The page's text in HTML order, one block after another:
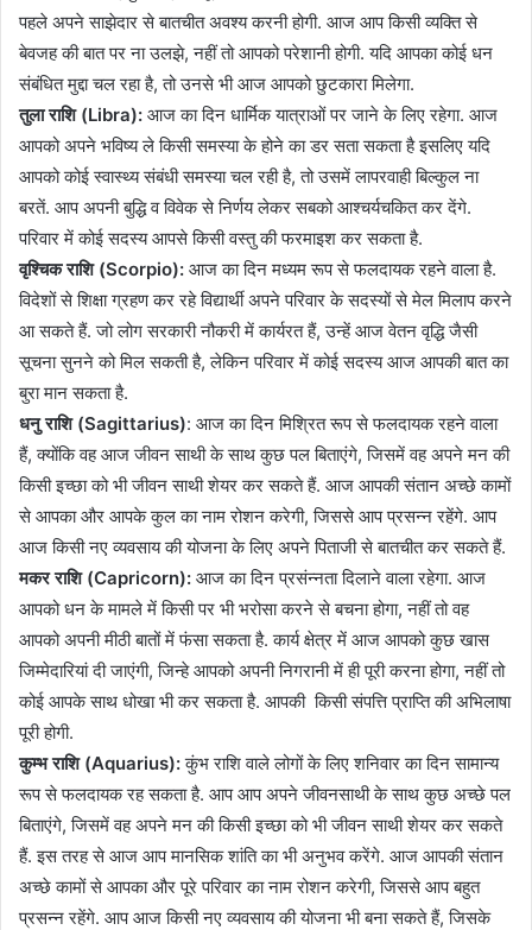
पहले अपने साझेदार से बातचीत अवश्य करनी होगी. आज आप किसी व्यक्ति से
बेवजह की बात पर ना उलझे, नहीं तो आपको परेशानी होगी. यदि आपका कोई धन
संबंधित मुद्दा चल रहा है, तो उनसे भी आज आपको छुटकारा मिलेगा.
तुला राशि (Libra): आज का दिन धार्मिक यात्राओं पर जाने के लिए रहेगा. आज
आपको अपने भविष्य ले किसी समस्या के होने का डर सता सकता है इसलिए यदि
आपको कोई स्वास्थ्य संबंधी समस्या चल रही है, तो उसमें लापरवाही बिल्कुल ना
बरतें. आप अपनी बुद्धि व विवेक से निर्णय लेकर सबको आश्चर्यचकित कर देंगे.
परिवार में कोई सदस्य आपसे किसी वस्तु की फरमाइश कर सकता है.
वृश्चिक राशि (Scorpio): आज का दिन मध्यम रूप से फलदायक रहने वाला है.
विदेशों से शिक्षा ग्रहण कर रहे विद्यार्थी अपने परिवार के सदस्यों से मेल मिलाप करने
आ सकते हैं. जो लोग सरकारी नौकरी में कार्यरत हैं, उन्हें आज वेतन वृद्धि जैसी
सूचना सुनने को मिल सकती है, लेकिन परिवार में कोई सदस्य आज आपकी बात का
बुरा मान सकता है.
धनु राशि (Sagittarius): आज का दिन मिश्रित रूप से फलदायक रहने वाला
हैं, क्योंकि वह आज जीवन साथी के साथ कुछ पल बिताएंगे, जिसमें वह अपने मन की
किसी इच्छा को भी जीवन साथी शेयर कर सकते हैं. आज आपकी संतान अच्छे कामों
से आपका और आपके कुल का नाम रोशन करेगी, जिससे आप प्रसन्न रहेंगे. आप
आज किसी नए व्यवसाय की योजना के लिए अपने पिताजी से बातचीत कर सकते हैं.
मकर राशि (Capricorn): आज का दिन प्रसंन्नता दिलाने वाला रहेगा. आज
आपको धन के मामले में किसी पर भी भरोसा करने से बचना होगा, नहीं तो वह
आपको अपनी मीठी बातों में फंसा सकता है. कार्य क्षेत्र में आज आपको कुछ खास
जिम्मेदारियां दी जाएंगी, जिन्हे आपको अपनी निगरानी में ही पूरी करना होगा, नहीं तो
कोई आपके साथ धोखा भी कर सकता है. आपकी किसी संपत्ति प्राप्ति की अभिलाषा
पूरी होगी.
कुम्भ राशि (Aquarius):कुंभ राशि वाले लोगों के लिए शनिवार का दिन सामान्य
रूप से फलदायक रह सकता है. आप आप अपने जीवनसाथी के साथ कुछ अच्छे पल
बिताएंगे, जिसमें वह अपने मन की किसी इच्छा को भी जीवन साथी शेयर कर सकते
हैं. इस तरह से आज आप मानसिक शांति का भी अनुभव करेंगे. आज आपकी संतान
अच्छे कामों से आपका और पूरे परिवार का नाम रोशन करेगी, जिससे आप बहुत
प्रसन्न रहेंगे. आप आज किसी नए व्यवसाय की योजना भी बना सकते हैं, जिसके